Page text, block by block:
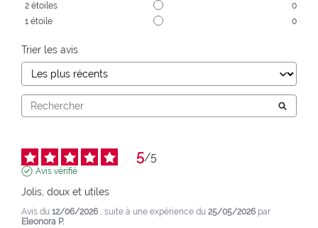
2 étoiles
0
1 étoile 0
Trier les avis
5/5
Avis vérifié
Jolis, doux et utiles
Avis du 12/06/2026 , suite à une expérience du 25/05/2026 par
Eleonora P.